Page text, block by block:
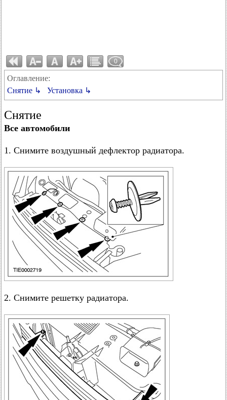
0
Оглавление:
Снятие ↳
Установка ↳
Снятие
Все автомобили
1. Снимите воздушный дефлектор радиатора.
2. Снимите решетку радиатора.